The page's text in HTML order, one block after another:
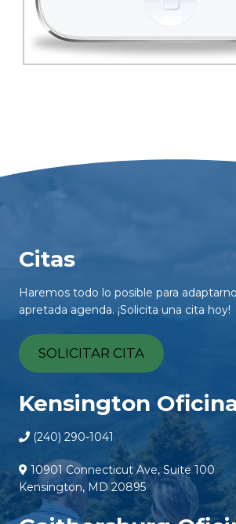
Citas
Haremos todo lo posible para
apretada agenda. ¡Solicita una cita hoy!
SOLICITAR CITA
Kensington
(240) 290-1041
10901 Connecticut Ave, Suite 100
Kensington, MD 20895